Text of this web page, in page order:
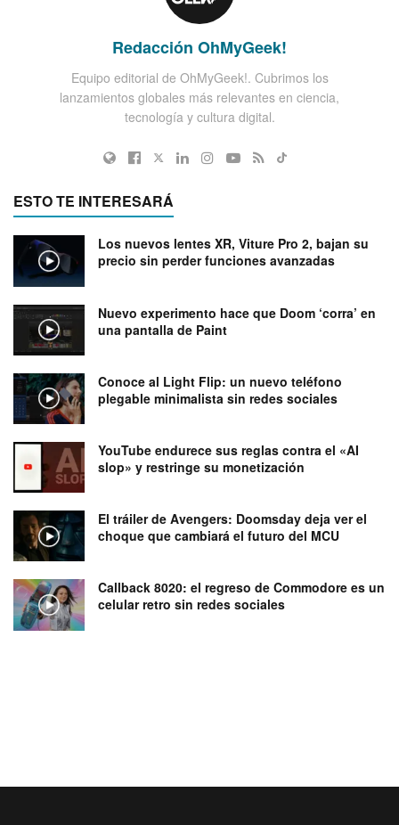
Redacción OhMyGeek!
Equipo editorial de OhMyGeek!. Cubrimos los
lanzamientos globales más relevantes en ciencia,
tecnología y cultura digital.
ESTO TE INTERESARÁ
Los nuevos lentes XR, Viture Pro 2, bajan su
precio sin perder funciones avanzadas
Nuevo experimento hace que Doom ‘corra’ en
una pantalla de Paint
Conoce al Light Flip: un nuevo teléfono
plegable minimalista sin redes sociales
YouTube endurece sus reglas contra el «AI
slop» y restringe su monetización
El tráiler de Avengers: Doomsday deja ver el
choque que cambiará el futuro del MCU
Callback 8020: el regreso de Commodore es un
celular retro sin redes sociales